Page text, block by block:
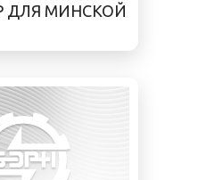
ДЛЯ МИНСКОЙ